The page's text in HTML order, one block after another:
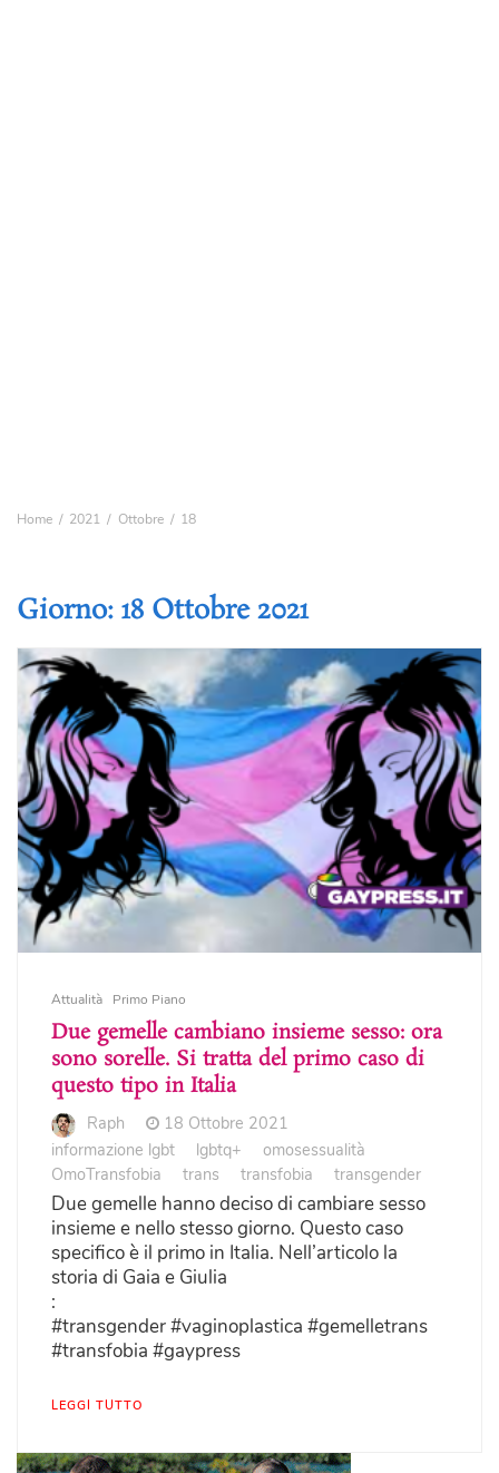
Home 2021 Ottobre 18
Giorno: 18 Ottobre 2021
Attualità Primo Piano
Due gemelle cambiano insieme sesso: ora
sono sorelle. Si tratta del primo caso di
questo tipo in Italia
Raph
18 Ottobre 2021
informazione lgbt
lgbtq+
omosessualità
OmoTransfobia
trans transfobia transgender
Due gemelle hanno deciso di cambiare sesso
insieme e nello stesso giorno. Questo caso
specifico è il primo in Italia. Nell’articolo la
storia di Gaia e Giulia
:
#transgender #vaginoplastica #gemelletrans
#transfobia #gaypress
LEGGI TUTTO